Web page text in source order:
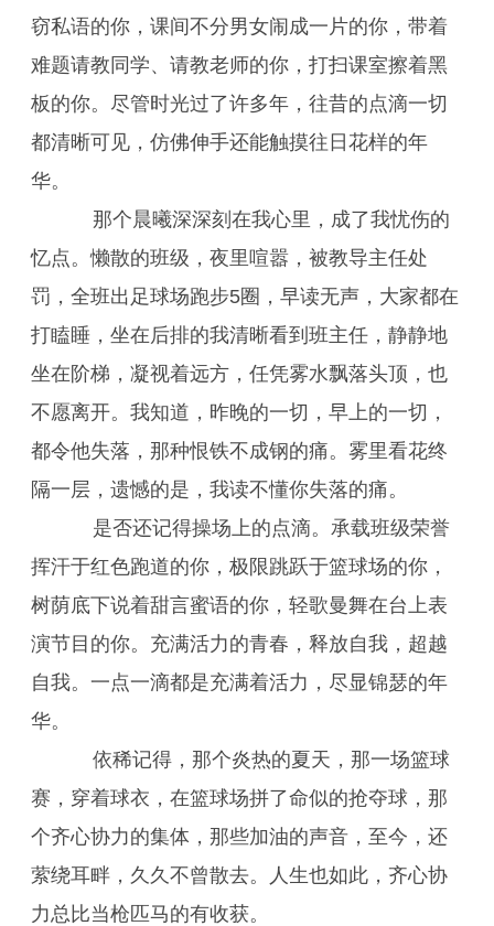
窃私语的你，课间不分男女闹成一片的你，带着
难题请教同学、请教老师的你，打扫课室擦着黑
板的你。尽管时光过了许多年，往昔的点滴一切
都清晰可见，仿佛伸手还能触摸往日花样的年
华。
那个晨曦深深刻在我心里，成了我忧伤的
忆点。懒散的班级，夜里喧嚣，被教导主任处
罚，全班出足球场跑步5圈，早读无声，大家都在
打瞌睡，坐在后排的我清晰看到班主任，静静地
坐在阶梯，凝视着远方，任凭雾水飘落头顶，也
不愿离开。我知道，昨晚的一切，早上的一切，
都令他失落，那种恨铁不成钢的痛。雾里看花终
隔一层，遗憾的是，我读不懂你失落的痛。
是否还记得操场上的点滴。承载班级荣誉
挥汗于红色跑道的你，极限跳跃于篮球场的你，
树荫底下说着甜言蜜语的你，轻歌曼舞在台上表
演节目的你。充满活力的青春，释放自我，超越
自我。一点一滴都是充满着活力，尽显锦瑟的年
华。
依稀记得，那个炎热的夏天，那一场篮球
赛，穿着球衣，在篮球场拼了命似的抢夺球，那
个齐心协力的集体，那些加油的声音，至今，还
萦绕耳畔，久久不曾散去。人生也如此，齐心协
力总比当枪匹马的有收获。